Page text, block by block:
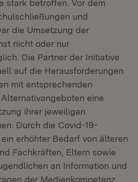
stark betroffen. Vor dem
und
die Umsetzung der
nicht oder nur
Die Partner der Initiative
auf die Herausforderungen
mit entsprechenden
eine
ihrer jeweiligen
Durch die Covid-19-
erhöhter Bedarf von älteren
Fachkräften, Eltern sowie
an Information und
der Medienkompetenz